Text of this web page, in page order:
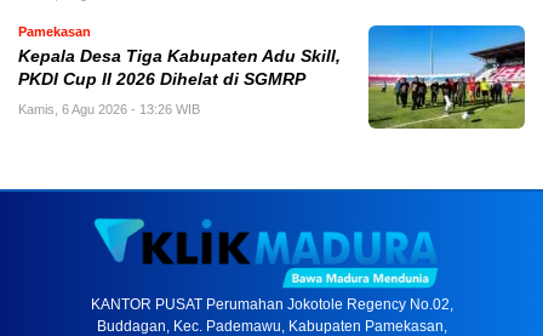
Pamekasan
Kepala Desa Tiga Kabupaten Adu Skill,
PKDI Cup II 2026 Dihelat di SGMRP
Kamis, 6 Agu 2026 - 13:26 WIB
KANTOR PUSAT Perumahan Jokotole Regency No.02,
Buddagan, Kec. Pademawu, Kabupaten Pamekasan,